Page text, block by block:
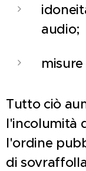
audio;
Tutto ciò
l'incolumità
l'ordine
di